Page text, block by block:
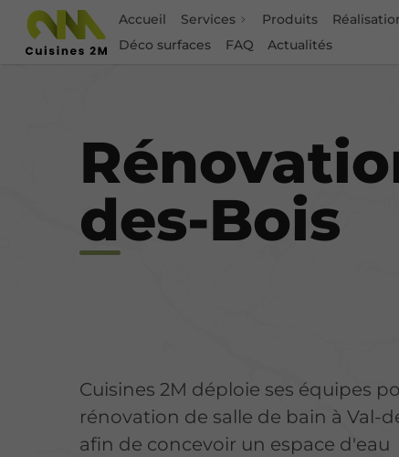
Accueil Services Produits
Déco surfaces
FAQ Actualités
des-Bois
Cuisines 2M déploie ses équipes
rénovation de salle de bain à Val-
afin de concevoir un espace d'eau